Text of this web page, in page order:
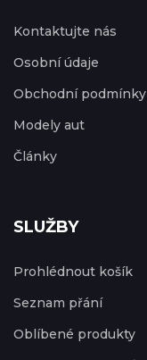
Kontaktujte nás
Osobní údaje
Obchodní podmínky
Modely aut
Články
SLUŽBY
Prohlédnout košík
Seznam přání
Oblíbené produkty